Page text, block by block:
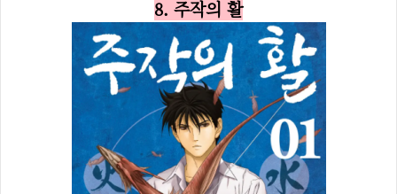
8. 주작의 활